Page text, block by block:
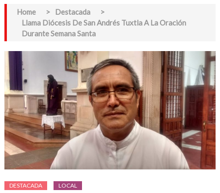
Home > Destacada
>
Llama Diócesis De San Andrés Tuxtla A La Oración
Durante Semana Santa
DESTACADA LOCAL